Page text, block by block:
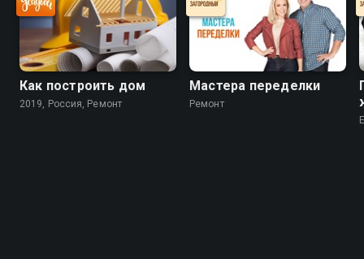
Как построить дом
2019, Россия, Ремонт
Мастера переделки
Ремонт